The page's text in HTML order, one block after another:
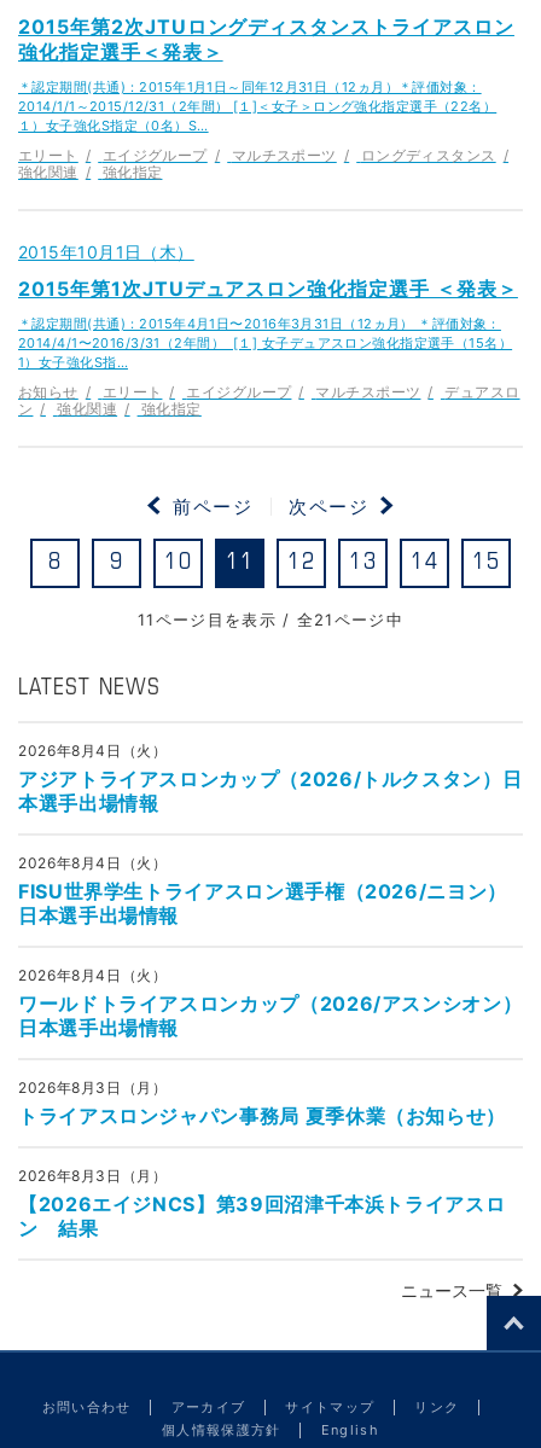
2015年第2次JTUロングディスタンストライアスロン
強化指定選手＜発表＞
＊認定期間(共通)：2015年1月1日～同年12月31日（12ヵ月）＊評価対象：
2014/1/1～2015/12/31（2年間） [１]＜女子＞ロング強化指定選手（22名）
１）女子強化S指定（0名）S…
エリート エイジグループ マルチスポーツ
ロングディスタンス
強化関連
強化指定
2015年10月1日（木）
2015年第1次JTUデュアスロン強化指定選手 ＜発表＞
＊認定期間(共通)：2015年4月1日〜2016年3月31日（12ヵ月） ＊評価対象：
2014/4/1〜2016/3/31（2年間） [１] 女子デュアスロン強化指定選手（15名）
1）女子強化S指…
お知らせ エリート エイジグループ マルチスポーツ
デュアスロ
ン
強化関連 強化指定
11ページ目を表示 / 全21ページ中
前ページ
8 9 10 11 12 13 14 15
次ページ
LATEST NEWS
2026年8月4日（火）
アジアトライアスロンカップ（2026/トルクスタン）日
本選手出場情報
2026年8月4日（火）
FISU世界学生トライアスロン選手権（2026/ニヨン）
日本選手出場情報
2026年8月4日（火）
ワールドトライアスロンカップ（2026/アスンシオン）
日本選手出場情報
2026年8月3日（月）
トライアスロンジャパン事務局 夏季休業（お知らせ）
2026年8月3日（月）
【2026エイジNCS】第39回沼津千本浜トライアスロ
ン 結果
ニュース一覧
お問い合わせ アーカイブ サイトマップ
リンク
個人情報保護方針
English